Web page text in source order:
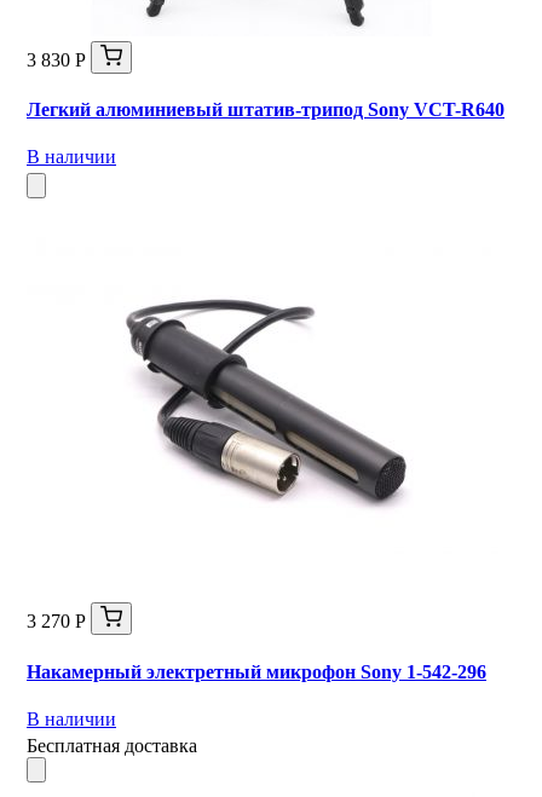
3 830 Р
Легкий алюминиевый штатив-трипод Sony VCT-R640
В наличии
3 270 Р
Накамерный электретный микрофон Sony 1-542-296
В наличии
Бесплатная доставка